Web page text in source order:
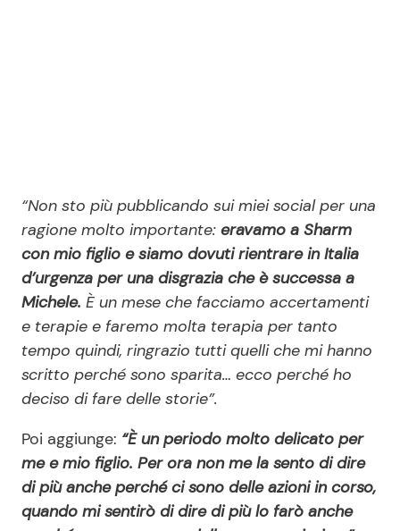
“Non sto più pubblicando sui miei social per una
ragione molto importante: eravamo a Sharm
con mio figlio e siamo dovuti rientrare in Italia
d’urgenza per una disgrazia che è successa a
Michele. È un mese che facciamo accertamenti
e terapie e faremo molta terapia per tanto
tempo quindi, ringrazio tutti quelli che mi hanno
scritto perché sono sparita… ecco perché ho
deciso di fare delle storie”.
Poi aggiunge: “È un periodo molto delicato per
me e mio figlio. Per ora non me la sento di dire
di più anche perché ci sono delle azioni in corso,
quando mi sentirò di dire di più lo farò anche